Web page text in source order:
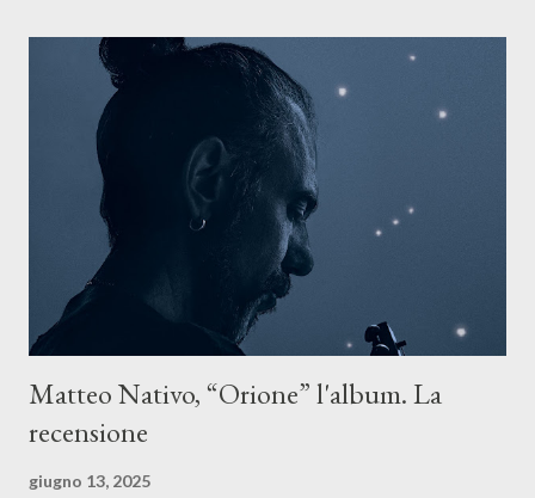
La canzone racconta la difficoltà di creare, e perfino di esistere,
sotto il peso della realtà. Ma lo fa cercando una via d’uscita, una
forma di assoluzione, nel vivere e nel suonare, nel trovare respiro
anche quando l’aria sembra farsi più densa. Il brano è anche una
dichiarazione d’intenti: Cico Messina apre il suo nuovo percorso
artistico con una composizi...
Matteo Nativo, “Orione” l'album. La
recensione
giugno 13, 2025